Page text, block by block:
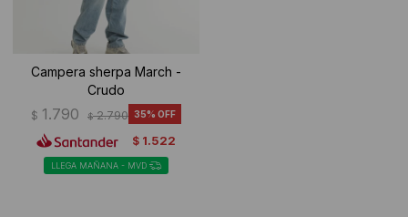
Campera sherpa March -
Crudo
$ 1.790 $ 2.790 35
$ 1.522
LLEGA MAÑANA - MVD